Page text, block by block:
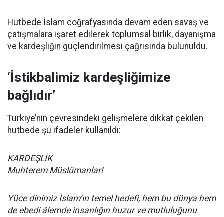
Hutbede İslam coğrafyasında devam eden savaş ve
çatışmalara işaret edilerek toplumsal birlik, dayanışma
ve kardeşliğin güçlendirilmesi çağrısında bulunuldu.
‘İstikbalimiz kardeşliğimize
bağlıdır’
Türkiye’nin çevresindeki gelişmelere dikkat çekilen
hutbede şu ifadeler kullanıldı:
KARDEŞLİK
Muhterem Müslümanlar!
Yüce dinimiz İslam’ın temel hedefi, hem bu dünya hem
de ebedi âlemde insanlığın huzur ve mutluluğunu